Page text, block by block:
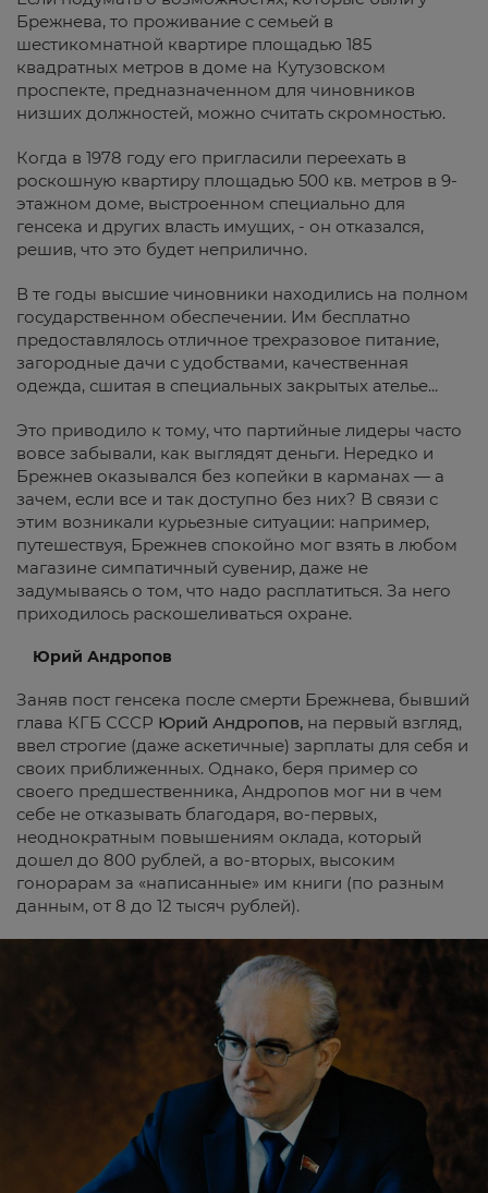
Брежнева, то проживание с семьей в
шестикомнатной квартире площадью 185
квадратных метров в доме на Кутузовском
проспекте, предназначенном для чиновников
низших должностей, можно считать скромностью.
Когда в 1978 году его пригласили переехать в
роскошную квартиру площадью 500 кв. метров в 9-
этажном доме, выстроенном специально для
генсека и других власть имущих, - он отказался,
решив, что это будет неприлично.
В те годы высшие чиновники находились на полном
государственном обеспечении. Им бесплатно
предоставлялось отличное трехразовое питание,
загородные дачи с удобствами, качественная
одежда, сшитая в специальных закрытых ателье...
Это приводило к тому, что партийные лидеры часто
вовсе забывали, как выглядят деньги. Нередко и
Брежнев оказывался без копейки в карманах — а
зачем, если все и так доступно без них? В связи с
этим возникали курьезные ситуации: например,
путешествуя, Брежнев спокойно мог взять в любом
магазине симпатичный сувенир, даже не
задумываясь о том, что надо расплатиться. За него
приходилось раскошеливаться охране.
Юрий Андропов
Заняв пост генсека после смерти Брежнева, бывший
глава КГБ СССР Юрий Андропов, на первый взгляд,
ввел строгие (даже аскетичные) зарплаты для себя и
своих приближенных. Однако, беря пример со
своего предшественника, Андропов мог ни в чем
себе не отказывать благодаря, во-первых,
неоднократным повышениям оклада, который
дошел до 800 рублей, а во-вторых, высоким
гонорарам за «написанные» им книги (по разным
данным, от 8 до 12 тысяч рублей).